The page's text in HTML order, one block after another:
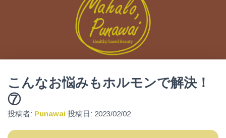
こんなお悩みもホルモンで解決！
⑦
投稿者: Punawai 投稿日: 2023/02/02